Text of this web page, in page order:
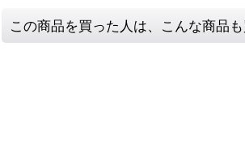
この商品を買った人は、こんな商品